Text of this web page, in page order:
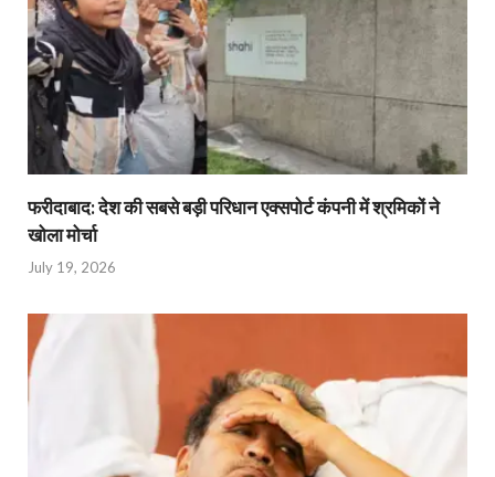
फरीदाबाद: देश की सबसे बड़ी परिधान एक्सपोर्ट कंपनी में श्रमिकों ने
खोला मोर्चा
July 19, 2026